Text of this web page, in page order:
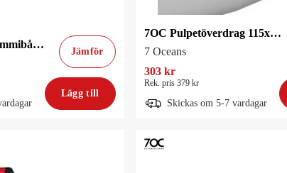
7OC Sittkudde Gummibåt Svart
Jämför
Lägg till
7OC Pulpetöverdrag 115x45x55cm
7 Oceans
303 kr
Rek. pris 379 kr
Skickas om 5-7 vardagar